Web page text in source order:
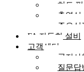
히트
축열식
주요실
FA 자동화 설비
고객센터
공지사
질문답